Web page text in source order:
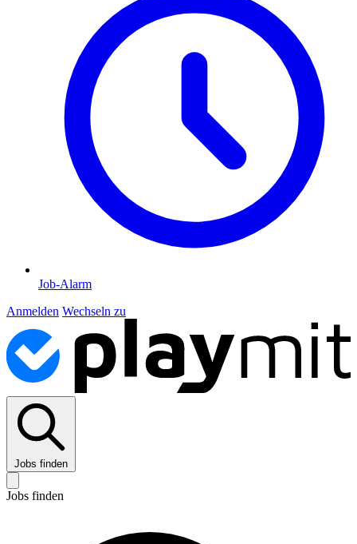
Job-Alarm
Anmelden Wechseln zu
Jobs finden
Jobs finden